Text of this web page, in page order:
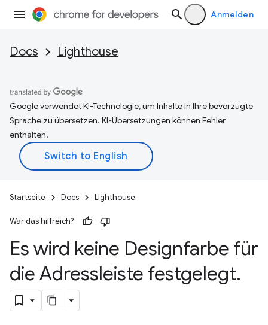
Anmelden
Docs Lighthouse
Google verwendet KI-Technologie, um Inhalte in Ihre bevorzugte
Sprache zu übersetzen. KI-Übersetzungen können Fehler
enthalten.
Startseite Docs Lighthouse
War das hilfreich?
Es wird keine Designfarbe für
die Adressleiste festgelegt.